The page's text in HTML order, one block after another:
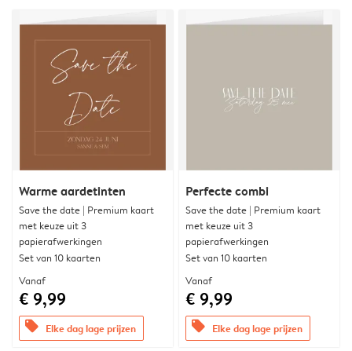
Warme aardetinten
Save the date | Premium kaart
met keuze uit 3
papierafwerkingen
Set van 10 kaarten
Vanaf
€ 9,99
offers Elke dag lage prijzen
Perfecte combi
Save the date | Premium kaart
met keuze uit 3
papierafwerkingen
Set van 10 kaarten
Vanaf
€ 9,99
offers Elke dag lage prijzen